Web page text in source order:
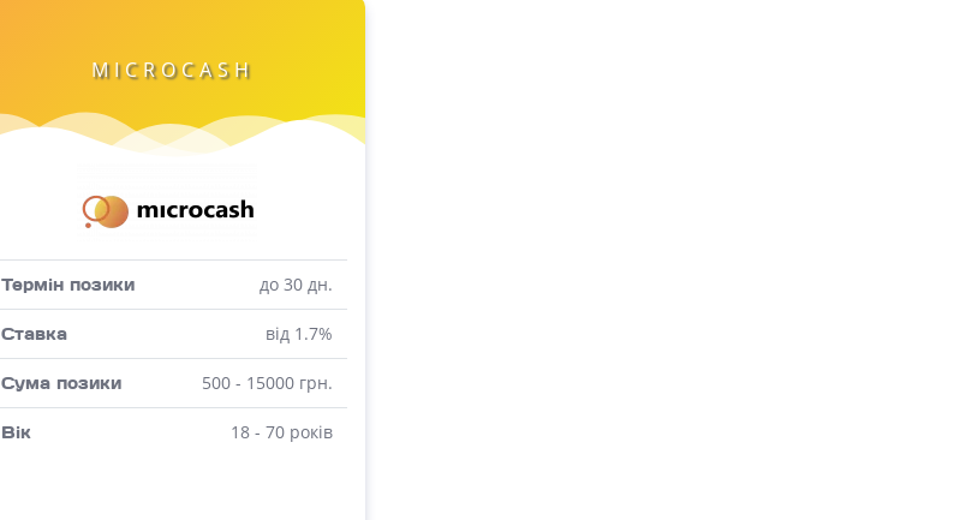
MICROCASH
Термін позики до 30 дн.
Ставка від 1.7%
Сума позики 500 - 15000 грн.
Вік 18 - 70 років